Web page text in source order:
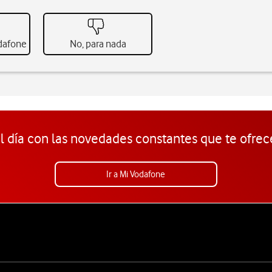
No, para nada
día con las novedades constantes que te
Ir a Mi Vodafone